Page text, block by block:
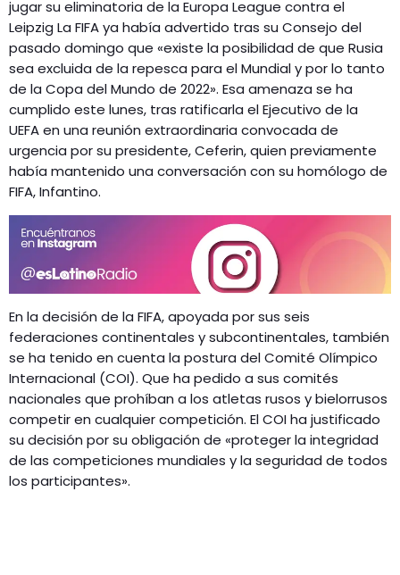
jugar su eliminatoria de la Europa League contra el
Leipzig La FIFA ya había advertido tras su Consejo del
pasado domingo que «existe la posibilidad de que Rusia
sea excluida de la repesca para el Mundial y por lo tanto
de la Copa del Mundo de 2022». Esa amenaza se ha
cumplido este lunes, tras ratificarla el Ejecutivo de la
UEFA en una reunión extraordinaria convocada de
urgencia por su presidente, Ceferin, quien previamente
había mantenido una conversación con su homólogo de
FIFA, Infantino.
En la decisión de la FIFA, apoyada por sus seis
federaciones continentales y subcontinentales, también
se ha tenido en cuenta la postura del Comité Olímpico
Internacional (COI). Que ha pedido a sus comités
nacionales que prohíban a los atletas rusos y bielorrusos
competir en cualquier competición. El COI ha justificado
su decisión por su obligación de «proteger la integridad
de las competiciones mundiales y la seguridad de todos
los participantes».